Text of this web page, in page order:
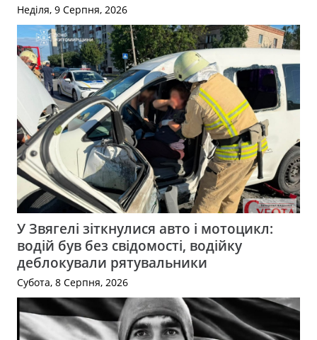
Неділя, 9 Серпня, 2026
У Звягелі зіткнулися авто і мотоцикл:
водій був без свідомості, водійку
деблокували рятувальники
Субота, 8 Серпня, 2026